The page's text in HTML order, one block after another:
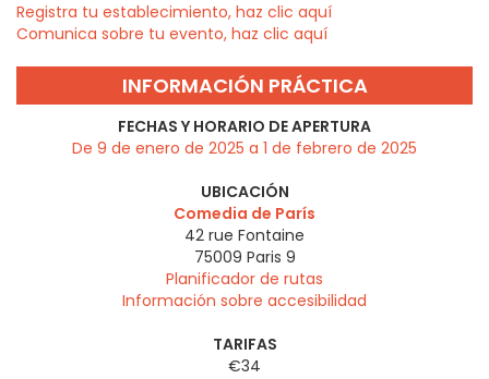
Registra tu establecimiento, haz clic aquí
Comunica sobre tu evento, haz clic aquí
INFORMACIÓN PRÁCTICA
FECHAS Y HORARIO DE APERTURA
De 9 de enero de 2025 a 1 de febrero de 2025
UBICACIÓN
Comedia de París
42 rue Fontaine
75009 Paris 9
Planificador de rutas
Información sobre accesibilidad
TARIFAS
€34